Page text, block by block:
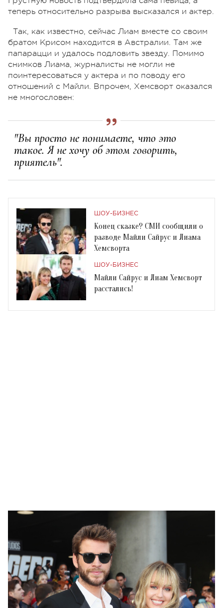
теперь относительно разрыва высказался и актер.
Так, как известно, сейчас Лиам вместе со своим
братом Крисом находится в Австралии. Там же
папарацци и удалось подловить звезду. Помимо
снимков Лиама, журналисты не могли не
поинтересоваться у актера и по поводу его
отношений с Майли. Впрочем, Хемсворт оказался
не многословен:
"Вы просто не понимаете, что это
такое. Я не хочу об этом говорить,
приятель".
ШОУ-БИЗНЕС
Конец сказке? СМИ сообщили о
разводе Майли Сайрус и Лиама
Хемсворта
ШОУ-БИЗНЕС
Майли Сайрус и Лиам Хемсворт
расстались!